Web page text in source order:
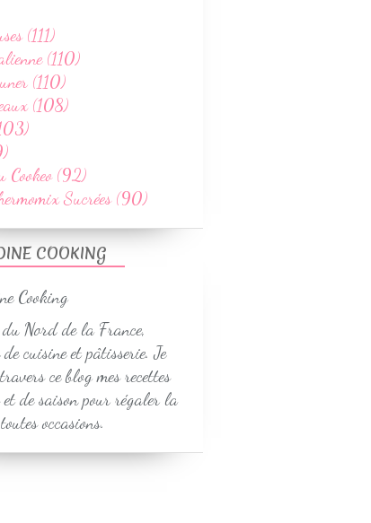
COOKING
du Nord de la France,
de cuisine et pâtisserie. Je
ce blog mes recettes
et de saison pour régaler la
occasions.
(111)
(110)
(110)
(108)
Cookeo (92)
Sucrées (90)